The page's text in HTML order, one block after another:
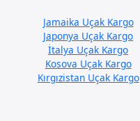
Jamaika Uçak Kargo
Japonya Uçak Kargo
İtalya Uçak Kargo
Kosova Uçak Kargo
Kırgızistan Uçak Kargo